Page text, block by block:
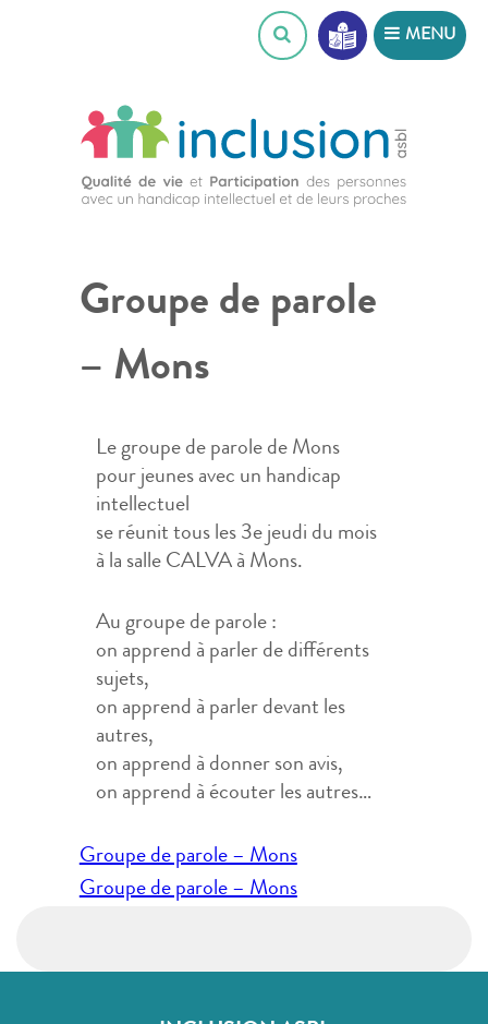
MENU
Groupe de parole
– Mons
Le groupe de parole de Mons
pour jeunes avec un handicap
intellectuel
se réunit tous les 3e jeudi du mois
à la salle CALVA à Mons.
Au groupe de parole :
on apprend à parler de différents
sujets,
on apprend à parler devant les
autres,
on apprend à donner son avis,
on apprend à écouter les autres…
Navigation
de
Groupe de parole – Mons
Groupe de parole – Mons